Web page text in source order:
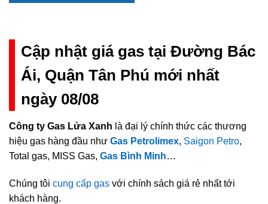
Cập nhật giá gas tại Đường Bác
Ái, Quận Tân Phú mới nhất
ngày 08/08
Công ty Gas Lửa Xanh là đại lý chính thức các thương
hiệu gas hàng đầu như Gas Petrolimex, Saigon Petro,
Total gas, MISS Gas, Gas Bình Minh…
Chúng tôi cung cấp gas với chính sách giá rẻ nhất tới
khách hàng.